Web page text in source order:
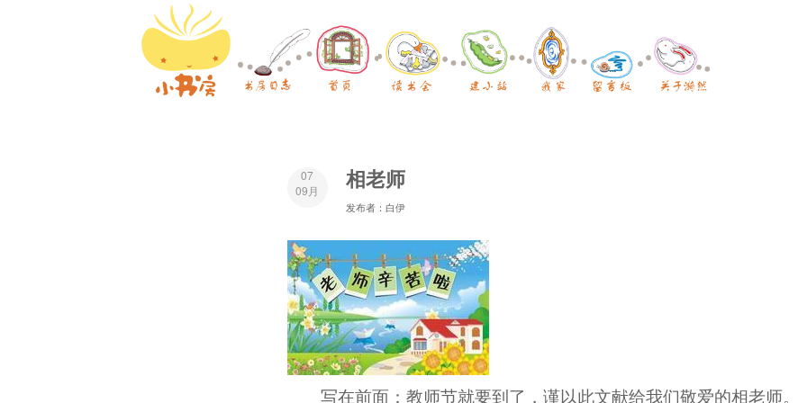
07
09月
相老师
发布者：白伊
写在前面：教师节就要到了，谨以此文献给我们敬爱的相老师。